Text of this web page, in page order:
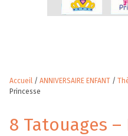
Accueil / ANNIVERSAIRE ENFANT /
Princesse
8 Tatouages –